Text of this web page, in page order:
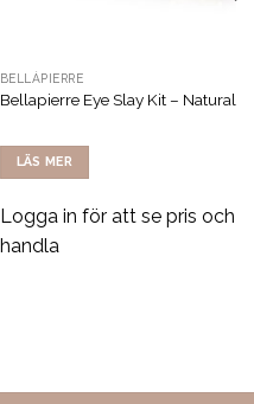
BELLÁPIERRE
Bellapierre Eye Slay Kit – Natural
LÄS MER
Logga in för att se pris och
handla